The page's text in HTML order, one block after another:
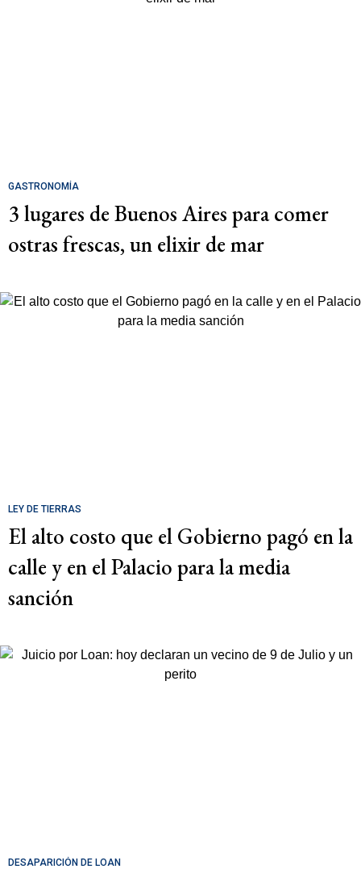
GASTRONOMÍA
3 lugares de Buenos Aires para comer
ostras frescas, un elixir de mar
LEY DE TIERRAS
El alto costo que el Gobierno pagó en la
calle y en el Palacio para la media
sanción
DESAPARICIÓN DE LOAN